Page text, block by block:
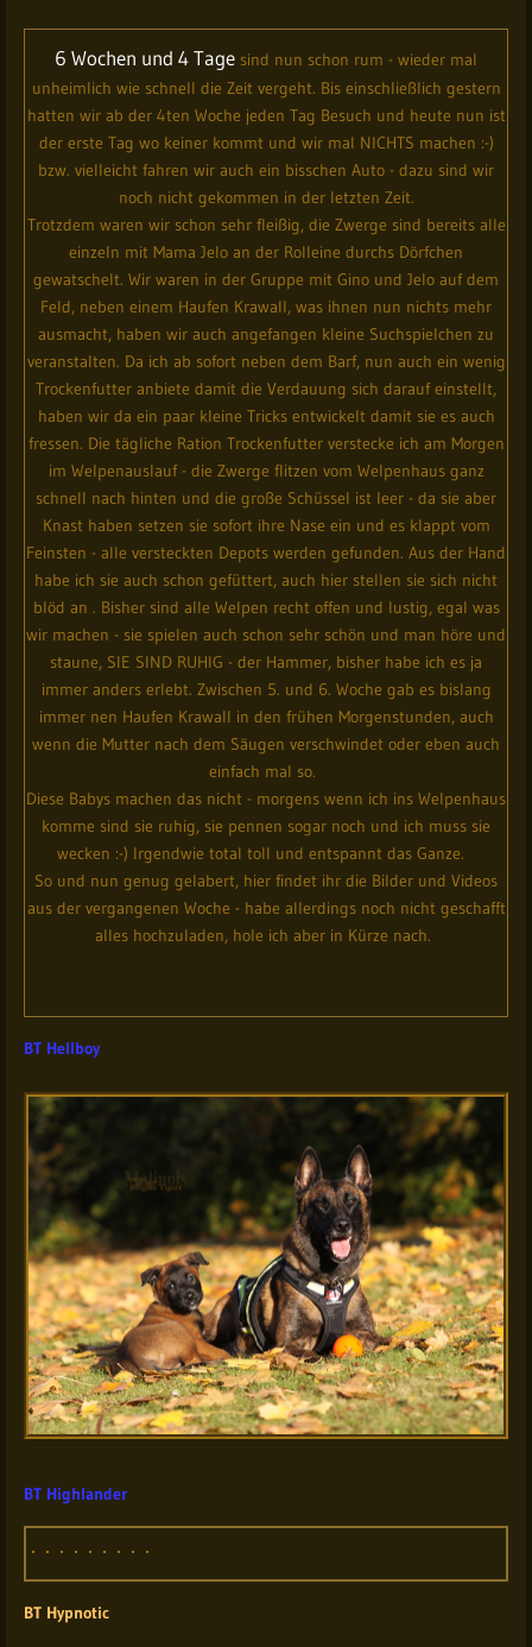
H Tiger beim ersten Spaziergang an der
Leine
6 Wochen und 4 Tage sind nun schon rum - wieder mal
unheimlich wie schnell die Zeit vergeht. Bis einschließlich gestern
hatten wir ab der 4ten Woche jeden Tag Besuch und heute nun ist
der erste Tag wo keiner kommt und wir mal NICHTS machen :-)
bzw. vielleicht fahren wir auch ein bisschen Auto - dazu sind wir
noch nicht gekommen in der letzten Zeit.
Trotzdem waren wir schon sehr fleißig, die Zwerge sind bereits alle
einzeln mit Mama Jelo an der Rolleine durchs Dörfchen
gewatschelt. Wir waren in der Gruppe mit Gino und Jelo auf dem
Feld, neben einem Haufen Krawall, was ihnen nun nichts mehr
ausmacht, haben wir auch angefangen kleine Suchspielchen zu
veranstalten. Da ich ab sofort neben dem Barf, nun auch ein wenig
Trockenfutter anbiete damit die Verdauung sich darauf einstellt,
haben wir da ein paar kleine Tricks entwickelt damit sie es auch
fressen. Die tägliche Ration Trockenfutter verstecke ich am Morgen
im Welpenauslauf - die Zwerge flitzen vom Welpenhaus ganz
schnell nach hinten und die große Schüssel ist leer - da sie aber
Knast haben setzen sie sofort ihre Nase ein und es klappt vom
Feinsten - alle versteckten Depots werden gefunden. Aus der Hand
habe ich sie auch schon gefüttert, auch hier stellen sie sich nicht
blöd an . Bisher sind alle Welpen recht offen und lustig, egal was
wir machen - sie spielen auch schon sehr schön und man höre und
staune, SIE SIND RUHIG - der Hammer, bisher habe ich es ja
immer anders erlebt. Zwischen 5. und 6. Woche gab es bislang
immer nen Haufen Krawall in den frühen Morgenstunden, auch
wenn die Mutter nach dem Säugen verschwindet oder eben auch
einfach mal so.
Diese Babys machen das nicht - morgens wenn ich ins Welpenhaus
komme sind sie ruhig, sie pennen sogar noch und ich muss sie
wecken :-) Irgendwie total toll und entspannt das Ganze.
So und nun genug gelabert, hier findet ihr die Bilder und Videos
aus der vergangenen Woche - habe allerdings noch nicht geschafft
alles hochzuladen, hole ich aber in Kürze nach.
BT Hellboy
BT Highlander
BT Hypnotic